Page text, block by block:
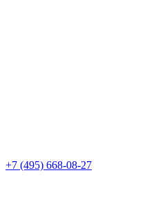
+7 (495) 668-08-27